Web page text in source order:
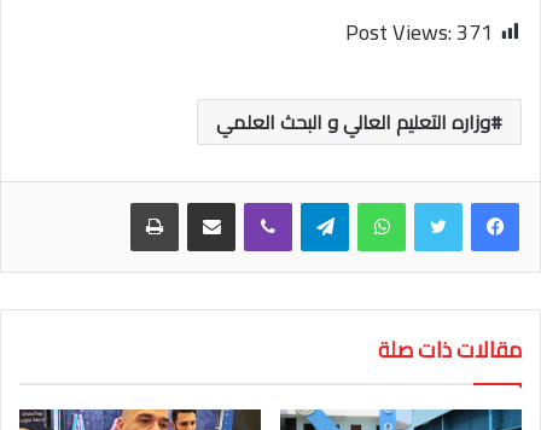
Post Views:371
وزاره التعليم العالي و البحث العلمي
واتساب تيلقرام
مقالات ذات صلة